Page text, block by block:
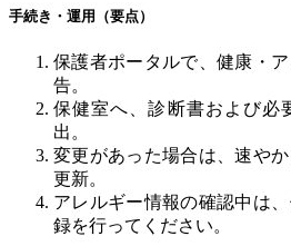
手続き・運用（要点）
保護者ポータルで、健康・
告。
保健室へ、診断書および必
出。
変更があった場合は、速や
更新。
アレルギー情報の確認中は
録を行ってください。